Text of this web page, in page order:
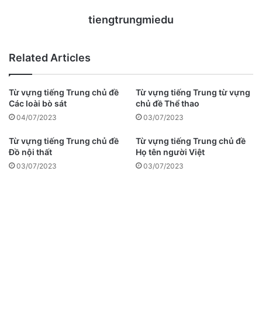
tiengtrungmiedu
Related Articles
Từ vựng tiếng Trung chủ đề
Các loài bò sát
04/07/2023
Từ vựng tiếng Trung từ vựng
chủ đề Thể thao
03/07/2023
Từ vựng tiếng Trung chủ đề
Đồ nội thất
03/07/2023
Từ vựng tiếng Trung chủ đề
Họ tên người Việt
03/07/2023